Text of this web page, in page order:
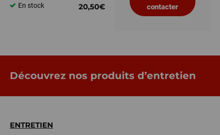
En stock 20,50€
contacter
Découvrez nos produits d’entretien
ENTRETIEN